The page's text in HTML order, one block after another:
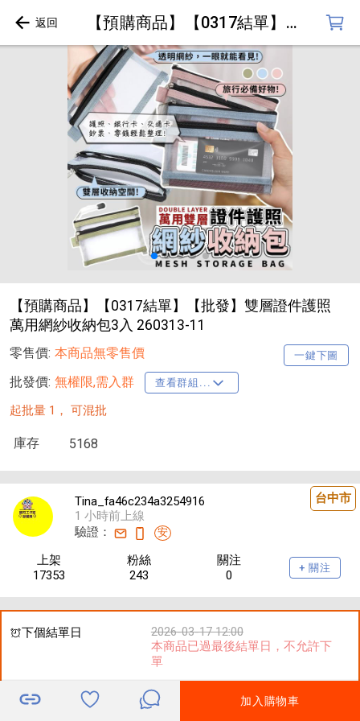
【預購商品】【0317結單】【批發】雙層證件護照萬用網紗收納包3入 260313-11
【預購商品】【0317結單】【批發】雙層證件護照
萬用網紗收納包3入 260313-11
零售價: 一鍵下圖
本商品無零售價
批發價: 無權限,需入群 查看群組...
起批量 1， 可混批
庫存 5168
台中市
Tina_fa46c234a3254916
1 小時前上線
驗證：
安
上架
17353
粉絲
243
關注
0
+ 關注
下個結單日
2026-03-17 12:00
本商品已過最後結單日，不允許下
單
加入購物車